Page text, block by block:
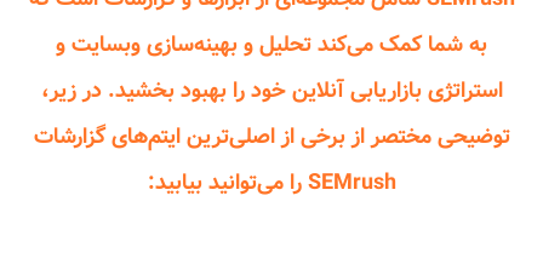
به شما کمک می‌کند تحلیل و بهینه‌سازی وبسایت و
استراتژی بازاریابی آنلاین خود را بهبود بخشید. در زیر،
توضیحی مختصر از برخی از اصلی‌ترین ایتم‌های گزارشات
SEMrush را می‌توانید بیابید: